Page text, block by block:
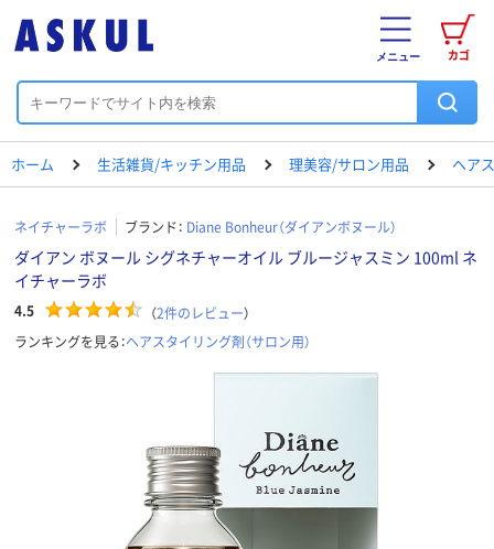
カゴ
メニュー
ホーム 生活雑貨/キッチン用品 理美容/サロン用品 ヘア
ネイチャーラボ ブランド： Diane Bonheur（ダイアンボヌール）
ダイアン ボヌール シグネチャーオイル ブルージャスミン 100ml ネ
イチャーラボ
4.5 （2件のレビュー）
ランキングを見る：ヘアスタイリング剤（サロン用）